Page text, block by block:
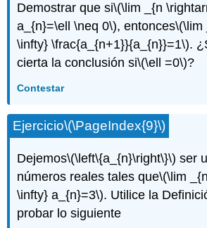
Demostrar que si\(\lim _{n
a_{n}=\ell \neq 0\), entonces\(\lim
\infty} \frac{a_{n+1}}{a_{n}}=1\).
cierta la conclusión si\(\ell =0\)?
Contestar
Ejercicio\(\PageIndex{9}\)
Dejemos\(\left\{a_{n}\right\}\) ser
números reales tales que\(\lim
\infty} a_{n}=3\). Utilice la
probar lo siguiente